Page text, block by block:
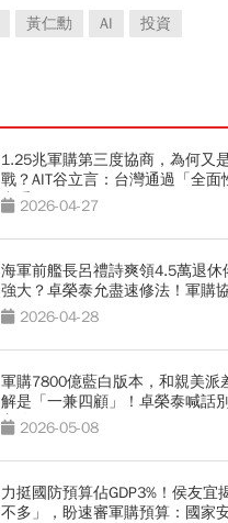
黃仁勳 AI 投資
1.25兆軍購第三度協商，為何又
戰？AIT谷立言：台灣通過「全
常重要
2026-04-27
海軍前艦長呂禮詩爽領4.5萬退休
強大？卓榮泰允盡速修法！軍購
一不可
2026-04-28
軍購7800億藍白版本，和親美派
解是「一兼四顧」！卓榮泰喊話
老路2026-05-08
力挺國防預算佔GDP3%！侯友宜
不多」，盼速審軍購預算：國家